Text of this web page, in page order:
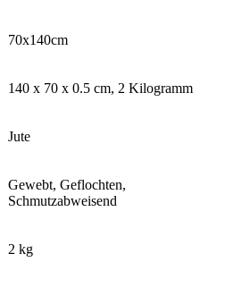
‎70x140cm
‎140 x 70 x 0.5 cm, 2 Kilogramm
‎Jute
‎Gewebt, Geflochten,
Schmutzabweisend
‎2 kg